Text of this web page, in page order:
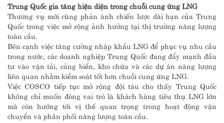
Trung Quốc gia tăng hiện diện trong chuỗi cung ứng LNG
Thương vụ mới cũng phản ánh chiến lược dài hạn của Trung
Quốc trong việc mở rộng ảnh hưởng tại thị trường năng lượng
toàn cầu.
Bên cạnh việc tăng cường nhập khẩu LNG để phục vụ nhu cầu
trong nước, các doanh nghiệp Trung Quốc đang đẩy mạnh đầu
tư vào vận tải, cảng biển, kho chứa và các dự án năng lượng
liên quan nhằm kiểm soát tốt hơn chuỗi cung ứng LNG.
Việc COSCO tiếp tục mở rộng đội tàu cho thấy Trung Quốc
không chỉ muốn đóng vai trò là khách hàng tiêu thụ LNG lớn
mà còn hướng tới vị thế quan trọng trong hoạt động vận
chuyển và phân phối năng lượng toàn cầu.